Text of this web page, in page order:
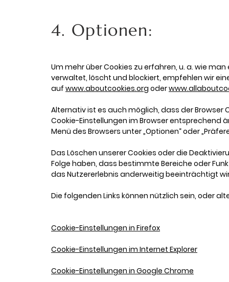
4. Optionen:
Um mehr über Cookies zu erfahren, u. a. wie
verwaltet, löscht und blockiert, empfehlen wir
auf www.aboutcookies.org oder
Alternativ ist es auch möglich, dass der Browser
Cookie-Einstellungen im Browser entsprechend
Menü des Browsers unter „Optionen“ oder
Das Löschen unserer Cookies oder die
Folge haben, dass bestimmte Bereiche oder
das Nutzererlebnis anderweitig beeinträchtigt
Die folgenden Links können nützlich sein, oder
Cookie-Einstellungen in Firefox
Cookie-Einstellungen im Internet Explorer
Cookie-Einstellungen in Google Chrome